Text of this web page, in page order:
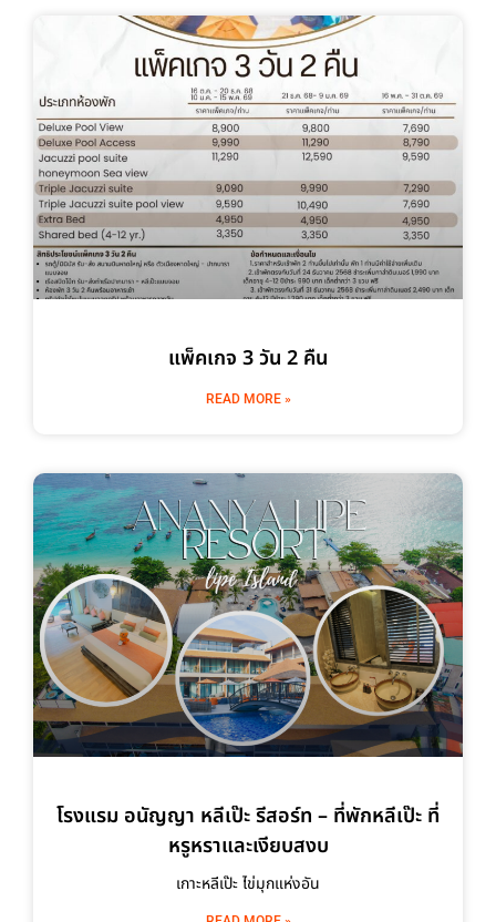
แพ็คเกจ 3 วัน 2 คืน
READ MORE »
โรงแรม อนัญญา หลีเป๊ะ รีสอร์ท – ที่พักหลีเป๊ะ ที่
หรูหราและเงียบสงบ
เกาะหลีเป๊ะ ไข่มุกแห่งอัน